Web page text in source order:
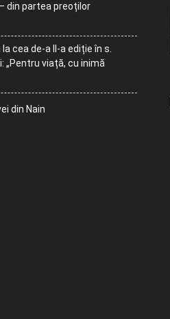
din partea preoților
cea de-a II-a ediție în s.
„Pentru viață, cu inimă
din Nain